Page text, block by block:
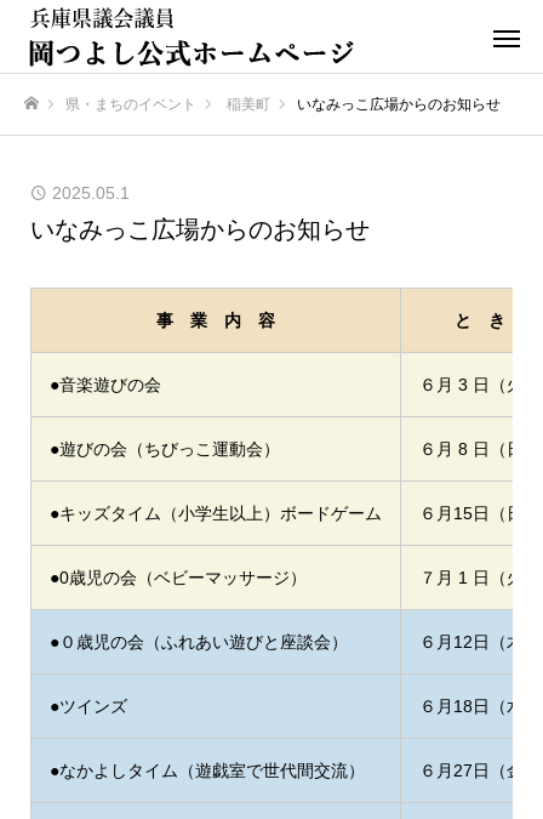
県・まちのイベント 稲美町 いなみっこ広場からのお知らせ
2025.05.1
いなみっこ広場からのお知らせ
事 業 内 容 と き
●音楽遊びの会 ６月 3 日（火）
●遊びの会（ちびっこ運動会） ６月 8 日（日）
●キッズタイム（小学生以上）ボードゲーム ６月15日（日）
●0歳児の会（ベビーマッサージ） ７月 1 日（火）
●０歳児の会（ふれあい遊びと座談会） ６月12日（木）
●ツインズ ６月18日（水）
●なかよしタイム（遊戯室で世代間交流） ６月27日（金）